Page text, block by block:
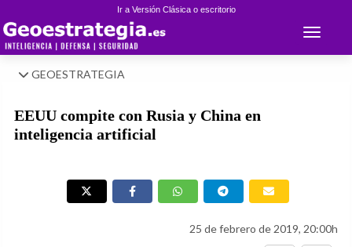
Ir a Versión Clásica o escritorio
Toggle
GEOESTRATEGIA
EEUU compite con Rusia y China en
inteligencia artificial
25 de febrero de 2019, 20:00h